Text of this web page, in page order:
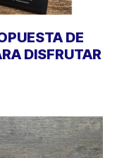
DE
DISFRUTAR